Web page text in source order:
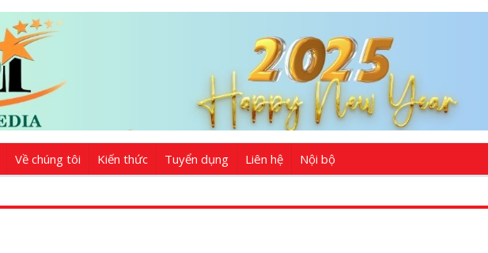
Về chúng tôi Kiến thức Tuyển dụng Liên hệ Nội bộ